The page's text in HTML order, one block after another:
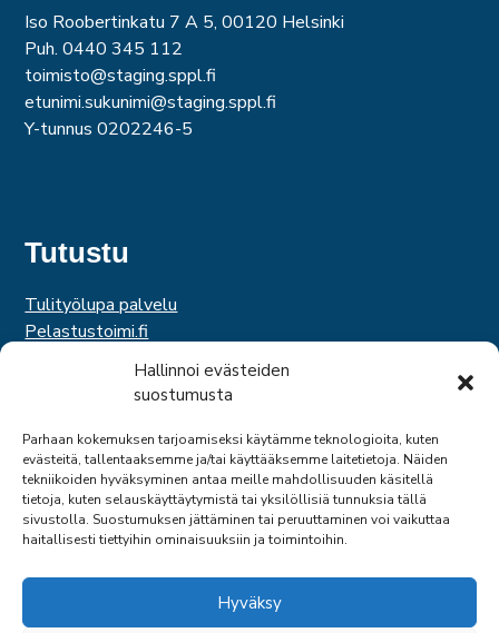
Hallinnoi evästeiden
suostumusta
Parhaan kokemuksen tarjoamiseksi käytämme teknologioita, kuten
evästeitä, tallentaaksemme ja/tai käyttääksemme laitetietoja. Näiden
tekniikoiden hyväksyminen antaa meille mahdollisuuden käsitellä
tietoja, kuten selauskäyttäytymistä tai yksilöllisiä tunnuksia tällä
sivustolla. Suostumuksen jättäminen tai peruuttaminen voi vaikuttaa
haitallisesti tiettyihin ominaisuuksiin ja toimintoihin.
Hyväksy
Iso Roobertinkatu 7 A 5, 00120 Helsinki
Puh. 0440 345 112
toimisto@staging.sppl.fi
etunimi.sukunimi@staging.sppl.fi
Y-tunnus 0202246-5
Tutustu
Tulityölupa palvelu
Pelastustoimi.fi
Hätäkeskuslaitos
Palosuojelurahasto
Suomen Pelastusalan Keskusjärjestö
SPEK
Federation of EUropean Fire Officers